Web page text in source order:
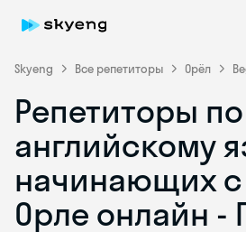
Skyeng Все репетиторы Орёл
Репетиторы по
английскому
начинающих с
Орле онлайн -